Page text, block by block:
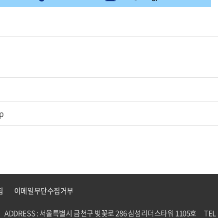
이메일무단수집거부
ADDRESS : 서울특별시 금천구 벚꽃로 286 삼성리더스타워 1105호 TEL